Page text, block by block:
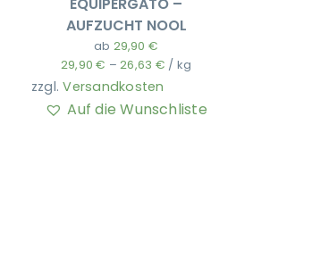
AUFZUCHT NOOL
ab 29,90 €
29,90€ –26,63 € / kg
zzgl.Versandkosten
Auf die Wunschliste